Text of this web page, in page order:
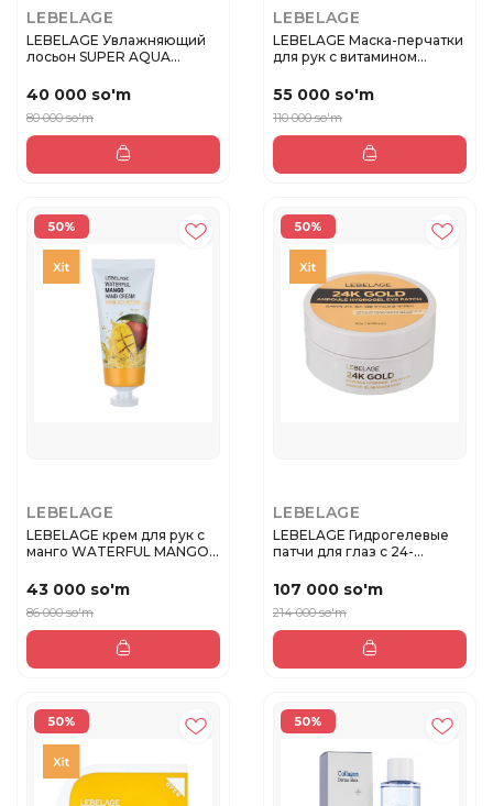
LEBELAGE
LEBELAGE Увлажняющий
лосьон SUPER AQUA
40 000 so'm
80 000 so'm
LEBELAGE
LEBELAGE Маска-перчатки
для рук с витамином
55 000 so'm
110 000 so'm
50%
LEBELAGE
LEBELAGE крем для рук с
манго WATERFUL MANGO
43 000 so'm
86 000 so'm
50%
LEBELAGE
LEBELAGE Гидрогелевые
патчи для глаз с 24-
107 000 so'm
214 000 so'm
50% 50%